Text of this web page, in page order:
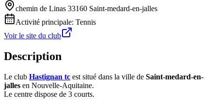
chemin de Linas 33160 Saint-medard-en-jalles
Activité principale: Tennis
Voir le site du club
Description
Le club Hastignan tc est situé dans la ville de Saint-medard-en-
jalles en Nouvelle-Aquitaine.
Le centre dispose de 3 courts.